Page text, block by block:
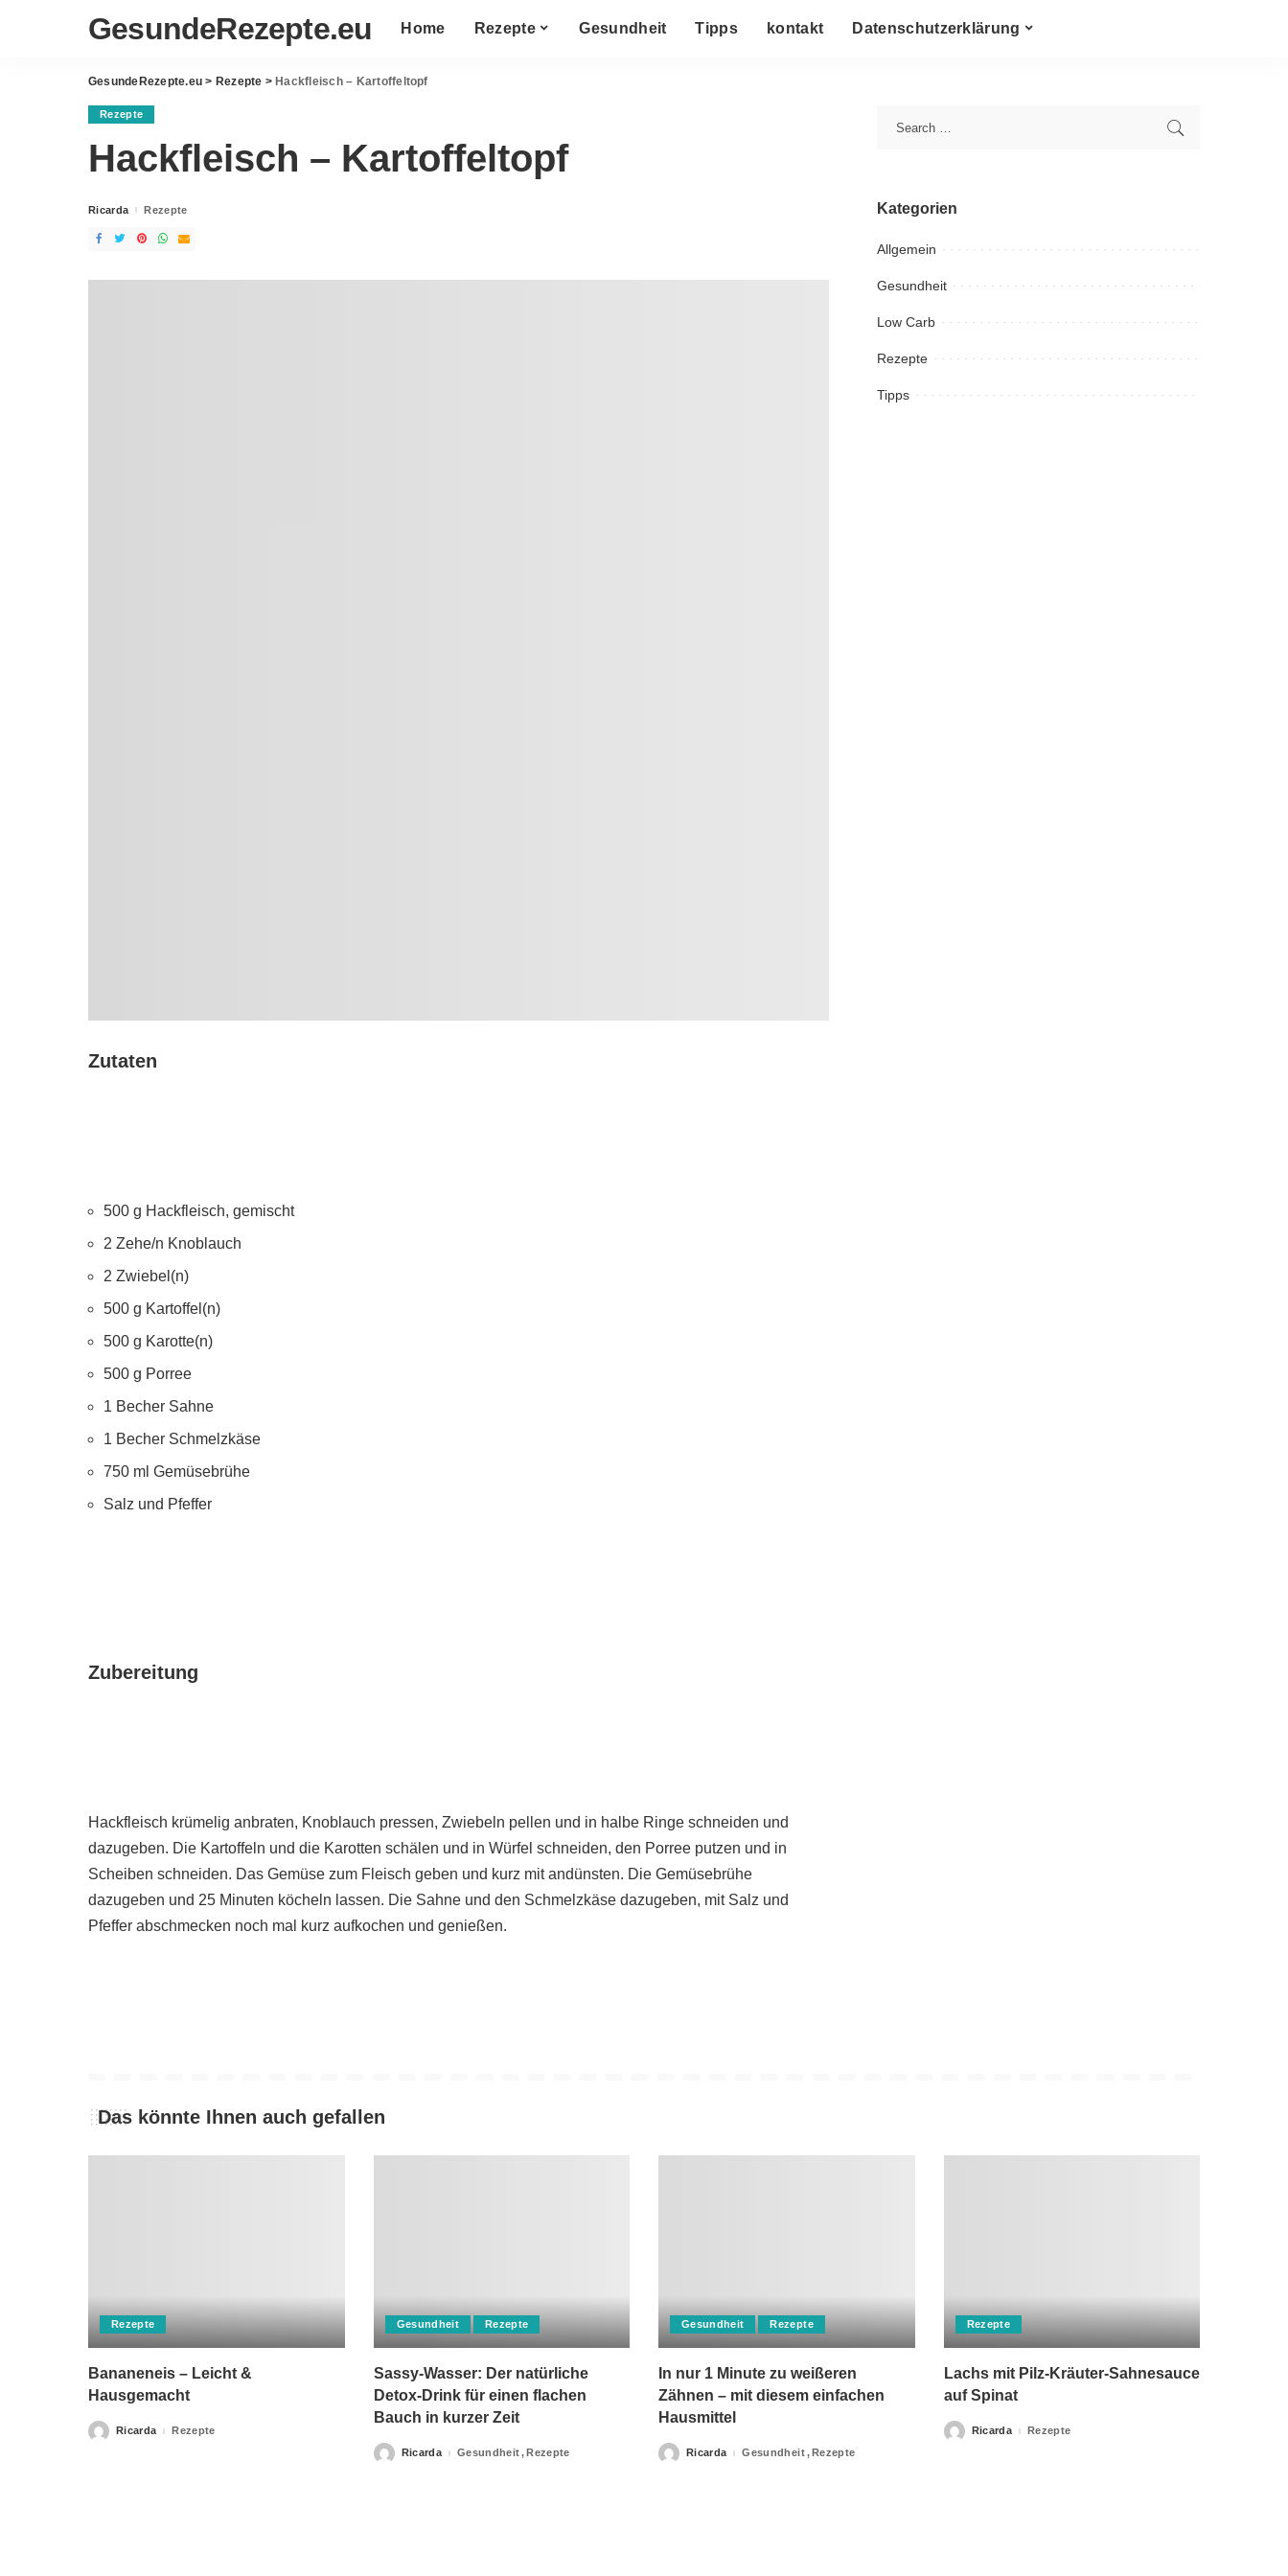
GesundeRezepte.eu Home Rezepte Gesundheit Tipps kontakt Datenschutzerklärung
GesundeRezepte.eu > Rezepte > Hackfleisch – Kartoffeltopf
Rezepte
Hackfleisch – Kartoffeltopf
Posted
Ricarda Rezepte
Zutaten
500 g Hackfleisch, gemischt
2 Zehe/n Knoblauch
2 Zwiebel(n)
500 g Kartoffel(n)
500 g Karotte(n)
500 g Porree
1 Becher Sahne
1 Becher Schmelzkäse
750 ml Gemüsebrühe
Salz und Pfeffer
Zubereitung
Hackfleisch krümelig anbraten, Knoblauch pressen, Zwiebeln pellen und in halbe Ringe schneiden und
dazugeben. Die Kartoffeln und die Karotten schälen und in Würfel schneiden, den Porree putzen und in
Scheiben schneiden. Das Gemüse zum Fleisch geben und kurz mit andünsten. Die Gemüsebrühe
dazugeben und 25 Minuten köcheln lassen. Die Sahne und den Schmelzkäse dazugeben, mit Salz und
Pfeffer abschmecken noch mal kurz aufkochen und genießen.
Kategorien
Allgemein
Gesundheit
Low Carb
Rezepte
Tipps
Das könnte Ihnen auch gefallen
Rezepte
Bananeneis – Leicht &
Hausgemacht
PostedRicarda Rezepte
Gesundheit Rezepte
Sassy-Wasser: Der natürliche
Detox-Drink für einen flachen
Bauch in kurzer Zeit
PostedRicarda Gesundheit Rezepte
Gesundheit Rezepte
In nur 1 Minute zu weißeren
Zähnen – mit diesem einfachen
Hausmittel
PostedRicarda Gesundheit Rezepte
Rezepte
Lachs mit Pilz-Kräuter-Sahnesauce
auf Spinat
PostedRicarda Rezepte